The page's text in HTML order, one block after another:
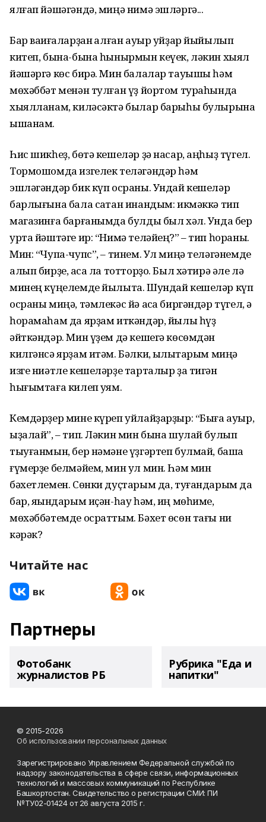
ялғап йәшәгәндә, миңә нимә эшләргә...
Бар ваҡиғаларҙан ҡалған ауыр уйҙар йыйылып
китеп, бына-бына һынырмын кеүек, ләкин хыял
йәшәргә көс бирә. Мин балалар тауышы һәм
мөхәббәт менән тулған үҙ йортом тураһында
хыялланам, киләсәктә былар барыһы булырына
ышанам.
Һис шикһеҙ, бөтә кешеләр ҙә насар, аңһыҙ түгел.
Тормошомда изгелек теләгәндәр һәм
эшләгәндәр бик күп осраны. Ундай кешеләр
барлығына бала саҡтан инандым: икмәккә тип
магазинға барғанымда булды был хәл. Унда бер
урта йәштәге ир: “Нимә теләйең?” – тип һораны.
Мин: “Чупа-чупс”, – тинем. Ул миңә теләгәнемде
алып бирҙе, аҡса ла тотторҙо. Был хәтирә әле лә
минең күңелемде йылыта. Шундай кешеләр күп
осраны миңә, тәмлекәс йә аҡса биргәндәр түгел, ә
һорамаһам да ярҙам иткәндәр, йылы һүҙ
әйткәндәр. Мин үҙем дә кешегә көсөмдән
килгәнсә ярҙам итәм. Бәлки, ҡылыҡтарым миңә
изге ниәтле кешеләрҙе тарталыр ҙа тигән
һығымтаға килеп ҡуям.
Кемдәрҙер мине күреп уйлайҙарҙыр: “Быға ауыр,
ыҙалай”, – тип. Ләкин мин бына шулай булып
тыуғанмын, бер нәмәне үҙгәртеп булмай, башҡа
ғүмерҙе белмәйем, мин ул мин. Һәм мин
бәхетлемен. Сөнки дуҫтарым да, туғандарым да
бар, яҡындарым иҫән-һау һәм, иң мөһиме,
мөхәббәтемде осраттым. Бәхет өсөн тағы ни
кәрәк?
Читайте нас
Партнеры
Фотобанк
журналистов РБ
Рубрика "Еда и
напитки"
© 2015-2026
Об использовании персональных данных
Зарегистрировано Управлением Федеральной службой по
надзору законодательства в сфере связи, информационных
технологий и массовых коммуникаций по Республике
Башкортостан. Свидетельство о регистрации СМИ: ПИ
№ТУ02-01424 от 26 августа 2015 г.